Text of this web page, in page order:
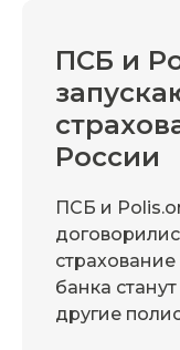
ПСБ и
России
ПСБ и
банка
другие